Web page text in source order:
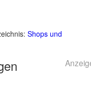
Shops und